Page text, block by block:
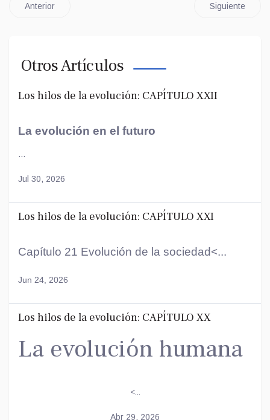
Anterior Siguiente
Otros Artículos
Los hilos de la evolución: CAPÍTULO XXII
La evolución en el futuro
...
Jul 30, 2026
Los hilos de la evolución: CAPÍTULO XXI
Capítulo 21 Evolución de la sociedad<...
Jun 24, 2026
Los hilos de la evolución: CAPÍTULO XX
La evolución humana
<...
Abr 29, 2026